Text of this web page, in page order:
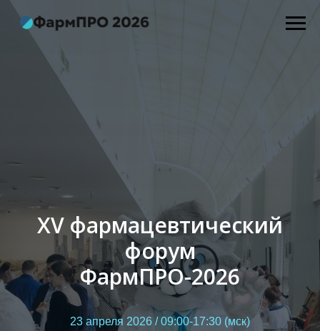
XV фармацевтический
форум
ФармПРО-2026
23 апреля 2026 / 09:00-17:30 (мск)